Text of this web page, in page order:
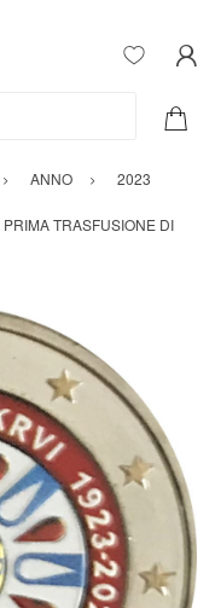
ANNO
2023
TRASFUSIONE DI